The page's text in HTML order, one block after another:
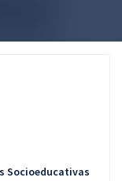
Socioeducativas